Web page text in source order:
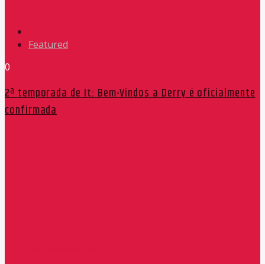
Featured
0
2ª temporada de It: Bem-Vindos a Derry é oficialmente
confirmada